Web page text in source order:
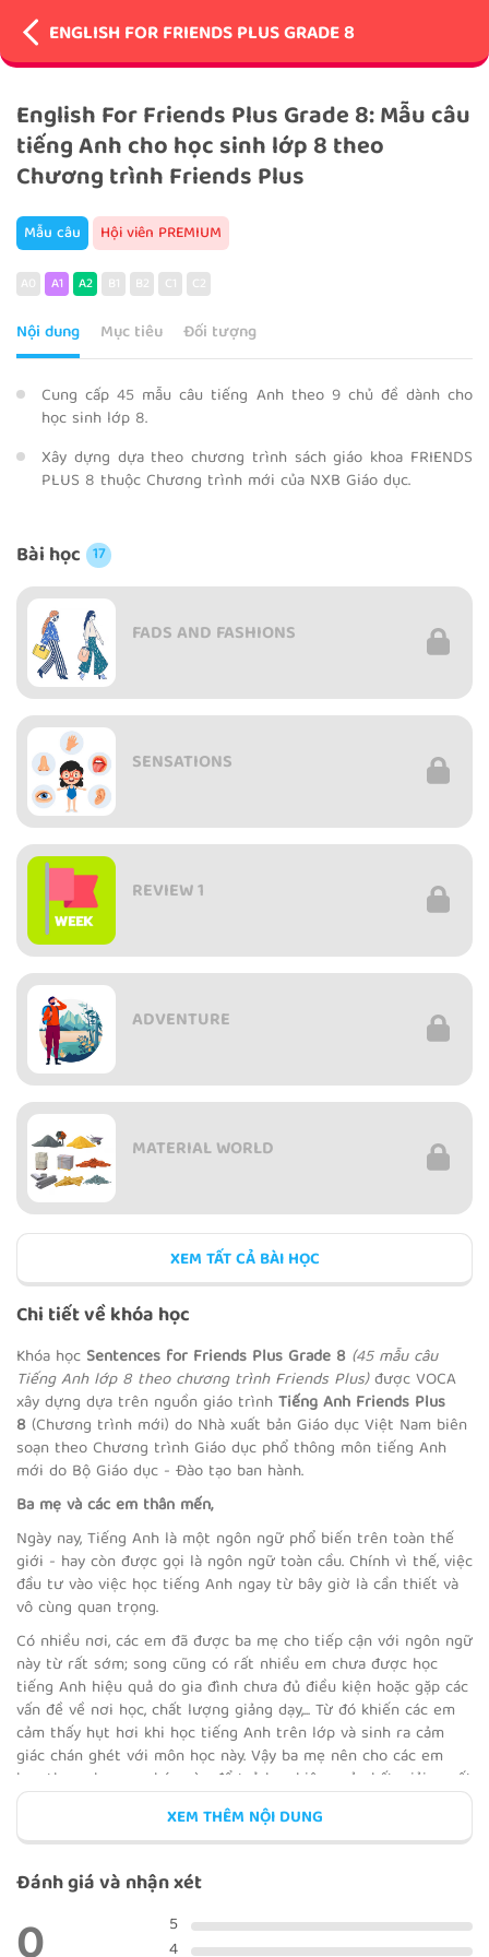
ENGLISH FOR FRIENDS PLUS GRADE 8
English For Friends Plus Grade 8: Mẫu câu
tiếng Anh cho học sinh lớp 8 theo
Chương trình Friends Plus
Mẫu câu Hội viên PREMIUM
A0 A1 A2 B1 B2 C1 C2
Nội dung Mục tiêu Đối tượng
Cung cấp 45 mẫu câu tiếng Anh theo 9 chủ đề dành cho
học sinh lớp 8.
Xây dựng dựa theo chương trình sách giáo khoa FRIENDS
PLUS 8 thuộc Chương trình mới của NXB Giáo dục.
Bài học 17
FADS AND FASHIONS
SENSATIONS
REVIEW 1
ADVENTURE
MATERIAL WORLD
REVIEW 2
YEARS AHEAD
LEARN 1
LEARN 2
REVIEW 3
BIG IDEAS
XEM TẤT CẢ BÀI HỌC
Chi tiết về khóa học
Khóa học Sentences for Friends Plus Grade 8 (45 mẫu câu
Tiếng Anh lớp 8 theo chương trình Friends Plus)được VOCA
xây dựng dựa trên nguồn giáo trìnhTiếng Anh Friends Plus
8 (Chương trình mới) do Nhà xuất bản Giáo dục Việt Nam biên
soạn theo Chương trình Giáo dục phổ thông môn tiếng Anh
mới do Bộ Giáo dục - Đào tạo ban hành.
Ba mẹ và các em thân mến,
Ngày nay, Tiếng Anh là một ngôn ngữ phổ biến trên toàn thế
giới - hay còn được gọi là ngôn ngữ toàn cầu. Chính vì thế, việc
đầu tư vào việc học tiếng Anh ngay từ bây giờ là cần thiết và
vô cùng quan trọng.
Có nhiều nơi, các em đã được ba mẹ cho tiếp cận với ngôn ngữ
này từ rất sớm; song cũng có rất nhiều em chưa được học
tiếng Anh hiệu quả do gia đình chưa đủ điều kiện hoặc gặp các
vấn đề về nơi học, chất lượng giảng dạy,... Từ đó khiến các em
cảm thấy hụt hơi khi học tiếng Anh trên lớp và sinh ra cảm
giác chán ghét với môn học này. Vậy ba mẹ nên cho các em
học theo phương pháp nào để trẻ học hiệu quả nhất, giải quyết
được các vấn đề về thời gian, địa lý và chi phí?
Nhằm khơi dậy niềm yêu thích học ngọai ngữ và giúp các em
trình cho Học sinh cùng bộ câu
Plus).
XEM THÊM NỘI DUNG
Đánh giá và nhận xét
5
4